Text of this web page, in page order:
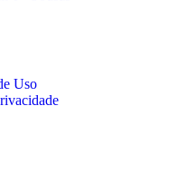
Uso